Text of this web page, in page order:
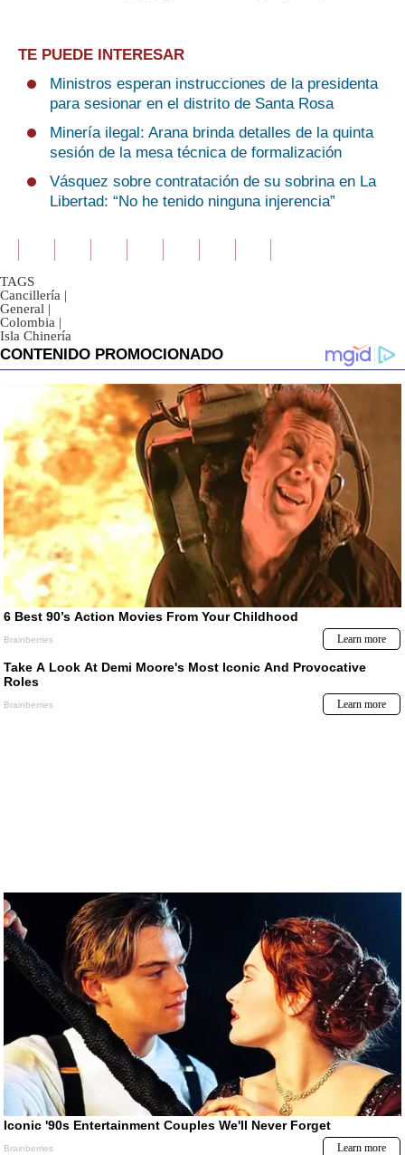
TE PUEDE INTERESAR
Ministros esperan instrucciones de la presidenta
para sesionar en el distrito de Santa Rosa
Minería ilegal: Arana brinda detalles de la quinta
sesión de la mesa técnica de formalización
Vásquez sobre contratación de su sobrina en La
Libertad: “No he tenido ninguna injerencia”
TAGS
Cancillería |
General |
Colombia |
Isla Chinería